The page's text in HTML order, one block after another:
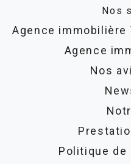
Nos
Agence immobilière
Agence
Nos
Politique